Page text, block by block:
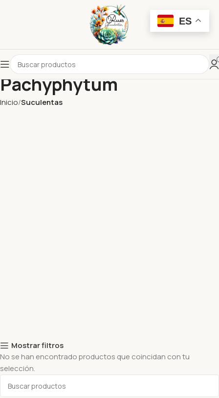
Pachyphytum
Inicio Suculentas
Mostrar filtros
No se han encontrado productos que coincidan con tu
selección.
ES